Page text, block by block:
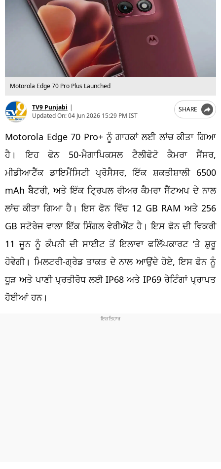
Motorola Edge 70 Pro Plus Launched
TV9 Punjabi |
Updated On:04 Jun 2026 15:29 PM IST
SHARE
Motorola Edge 70 Pro+ ਨੂੰ ਗਾਹਕਾਂ ਲਈ ਲਾਂਚ ਕੀਤਾ ਗਿਆ
ਹੈ। ਇਹ ਫੋਨ 50-ਮੈਗਾਪਿਕਸਲ ਟੈਲੀਫੋਟੋ ਕੈਮਰਾ ਸੈਂਸਰ,
ਮੀਡੀਆਟੈੱਕ ਡਾਇਮੈਂਸਿਟੀ ਪ੍ਰੋਸੈਸਰ, ਇੱਕ ਸ਼ਕਤੀਸ਼ਾਲੀ 6500
mAh ਬੈਟਰੀ, ਅਤੇ ਇੱਕ ਟ੍ਰਿਪਲ ਰੀਅਰ ਕੈਮਰਾ ਸੈੱਟਅਪ ਦੇ ਨਾਲ
ਲਾਂਚ ਕੀਤਾ ਗਿਆ ਹੈ। ਇਸ ਫੋਨ ਵਿੱਚ 12 GB RAM ਅਤੇ 256
GB ਸਟੋਰੇਜ ਵਾਲਾ ਇੱਕ ਸਿੰਗਲ ਵੇਰੀਐਂਟ ਹੈ। ਇਸ ਫੋਨ ਦੀ ਵਿਕਰੀ
11 ਜੂਨ ਨੂੰ ਕੰਪਨੀ ਦੀ ਸਾਈਟ ਤੋਂ ਇਲਾਵਾ ਫਲਿੱਪਕਾਰਟ ‘ਤੇ ਸ਼ੁਰੂ
ਹੋਵੇਗੀ। ਮਿਲਟਰੀ-ਗ੍ਰੇਡ ਤਾਕਤ ਦੇ ਨਾਲ ਆਉਂਦੇ ਹੋਏ, ਇਸ ਫੋਨ ਨੂੰ
ਧੂੜ ਅਤੇ ਪਾਣੀ ਪ੍ਰਤੀਰੋਧ ਲਈ IP68 ਅਤੇ IP69 ਰੇਟਿੰਗਾਂ ਪ੍ਰਾਪਤ
ਹੋਈਆਂ ਹਨ।